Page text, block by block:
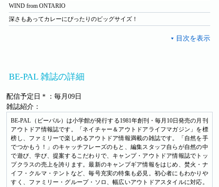
WIND from ONTARIO
深さもあってカレーにぴったりのビッグサイズ！
BE-PAL 雑誌の詳細
配信予定日＊：毎月09日
雑誌紹介：
BE-PAL（ビーパル）は小学館が発行する1981年創刊・毎月10日発売の月刊
アウトドア情報誌です。「ネイチャー＆アウトドアライフマガジン」を標
榜し、ファミリーで楽しめるアウトドア情報満載の雑誌です。「自然を手
でつかもう！」のキャッチフレーズのもと、編集スタッフ自らが自然の中
で遊び、学び、提案するこだわりで、キャンプ・アウトドア情報誌でトッ
プクラスの売上を誇ります。最新のキャンプギア情報をはじめ、焚火・ナ
イフ・クルマ・テントなど、毎号充実の特集も必見。初心者にもわかりや
すく、ファミリー・グループ・ソロ、幅広いアウトドアスタイルに対応。